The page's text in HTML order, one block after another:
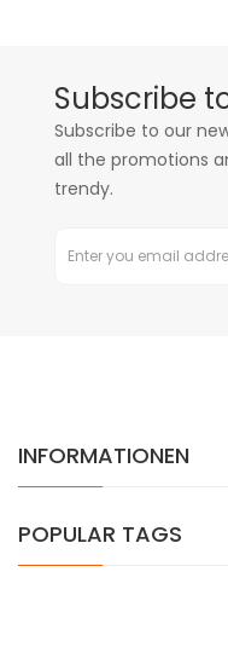
Subscribe
Subscribe to our
all the promotions
trendy.
INFORMATIONEN
POPULAR TAGS